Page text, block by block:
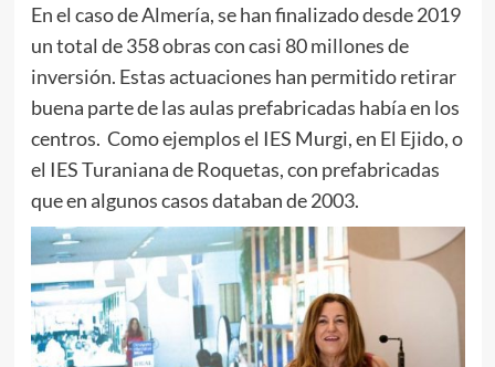
En el caso de Almería, se han finalizado desde 2019
un total de 358 obras con casi 80 millones de
inversión. Estas actuaciones han permitido retirar
buena parte de las aulas prefabricadas había en los
centros. Como ejemplos el IES Murgi, en El Ejido, o
el IES Turaniana de Roquetas, con prefabricadas
que en algunos casos databan de 2003.